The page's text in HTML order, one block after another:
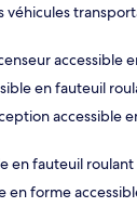
véhicules
accessible
en fauteuil
accessible
en fauteuil roulant
en forme